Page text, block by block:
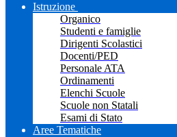
Istruzione
Organico
Studenti e famiglie
Dirigenti Scolastici
Docenti/PED
Personale ATA
Ordinamenti
Elenchi Scuole
Scuole non Statali
Esami di Stato
Aree Tematiche